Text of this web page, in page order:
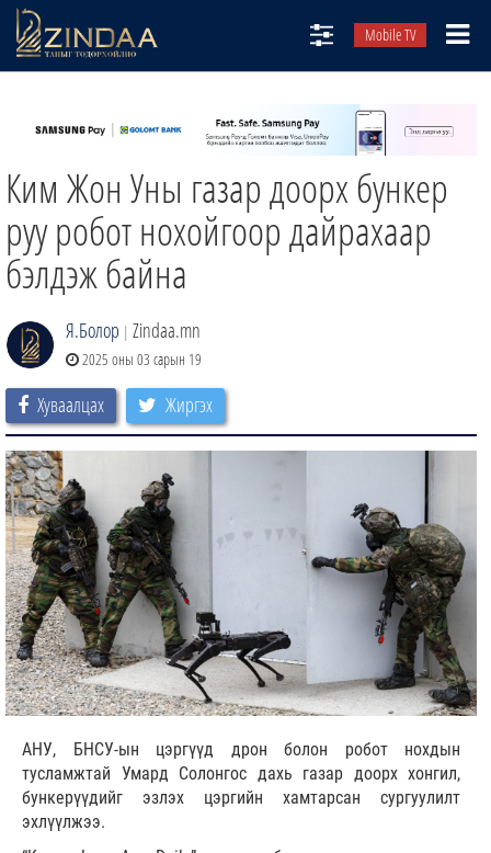
Mobile TV
ТВ8
ӨГЛӨӨНИЙ СОНИН
АУДИО ЗОХИОЛ
ЗИНДАА СЭТГҮҮЛ
Ким Жон Уны газар доорх бункер
руу робот нохойгоор дайрахаар
бэлдэж байна
Я.Болор | Zindaa.mn
2025 оны 03 сарын 19
Хуваалцах Жиргэх
АНУ, БНСУ-ын цэргүүд дрон болон робот нохдын
тусламжтай Умард Солонгос дахь газар доорх хонгил,
бункерүүдийг эзлэх цэргийн хамтарсан сургуулилт
эхлүүлжээ.